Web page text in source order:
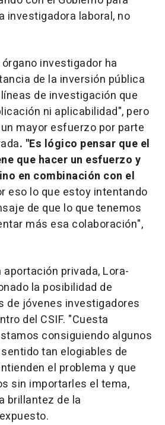
investigadora laboral, no
investigador ha
de la inversión pública
de investigación que
ni aplicabilidad", pero
mayor esfuerzo por parte
. "Es lógico pensar que el
que hacer un esfuerzo y
en combinación con el
eso lo que estoy intentando
de que lo que tenemos
más esa colaboración",
privada, Lora-
la posibilidad de
de jóvenes investigadores
del CSIF. "Cuesta
consiguiendo algunos
tan elogiables de
el problema y que
sin importarles el tema,
brillantez de la